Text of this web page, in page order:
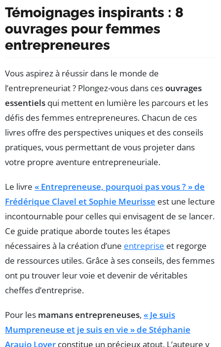
Témoignages inspirants : 8
ouvrages pour femmes
entrepreneures
Vous aspirez à réussir dans le monde de
l’entrepreneuriat ? Plongez-vous dans cesouvrages
essentiels qui mettent en lumière les parcours et les
défis des femmes entrepreneures. Chacun de ces
livres offre des perspectives uniques et des conseils
pratiques, vous permettant de vous projeter dans
votre propre aventure entrepreneuriale.
Le livre « Entrepreneuse, pourquoi pas vous ? » de
Frédérique Clavel et Sophie Meurisse est une lecture
incontournable pour celles qui envisagent de se lancer.
Ce guide pratique aborde toutes les étapes
nécessaires à la création d’une entreprise et regorge
de ressources utiles. Grâce à ses conseils, des femmes
ont pu trouver leur voie et devenir de véritables
cheffes d’entreprise.
Pour les mamans entrepreneuses, « Je suis
Mumpreneuse et je suis en vie » de Stéphanie
Araujo Loyer constitue un précieux atout. L’auteure y